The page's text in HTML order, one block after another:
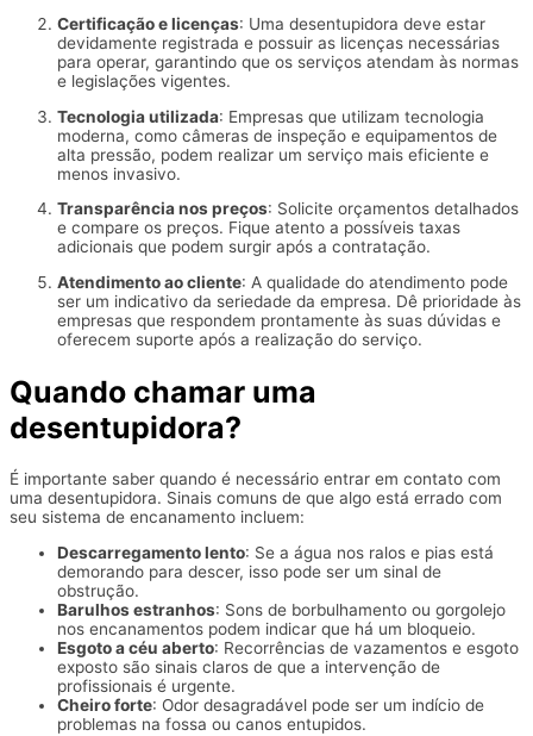
Certificação e licenças: Uma desentupidora deve estar
devidamente registrada e possuir as licenças necessárias
para operar, garantindo que os serviços atendam às normas
e legislações vigentes.
Tecnologia utilizada: Empresas que utilizam tecnologia
moderna, como câmeras de inspeção e equipamentos de
alta pressão, podem realizar um serviço mais eficiente e
menos invasivo.
Transparência nos preços: Solicite orçamentos detalhados
e compare os preços. Fique atento a possíveis taxas
adicionais que podem surgir após a contratação.
Atendimento ao cliente: A qualidade do atendimento pode
ser um indicativo da seriedade da empresa. Dê prioridade às
empresas que respondem prontamente às suas dúvidas e
oferecem suporte após a realização do serviço.
Quando chamar uma
desentupidora?
É importante saber quando é necessário entrar em contato com
uma desentupidora. Sinais comuns de que algo está errado com
seu sistema de encanamento incluem:
Descarregamento lento: Se a água nos ralos e pias está
demorando para descer, isso pode ser um sinal de
obstrução.
Barulhos estranhos: Sons de borbulhamento ou gorgolejo
nos encanamentos podem indicar que há um bloqueio.
Esgoto a céu aberto: Recorrências de vazamentos e esgoto
exposto são sinais claros de que a intervenção de
profissionais é urgente.
Cheiro forte: Odor desagradável pode ser um indício de
problemas na fossa ou canos entupidos.